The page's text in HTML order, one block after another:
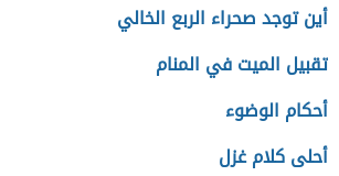
أين توجد صحراء الربع الخالي
تقبيل الميت في المنام
أحكام الوضوء
أحلى كلام غزل